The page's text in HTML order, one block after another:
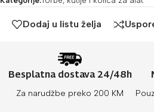
Dodaj u listu želja
Besplatna dostava 24/48h
Za narudžbe preko 200 KM